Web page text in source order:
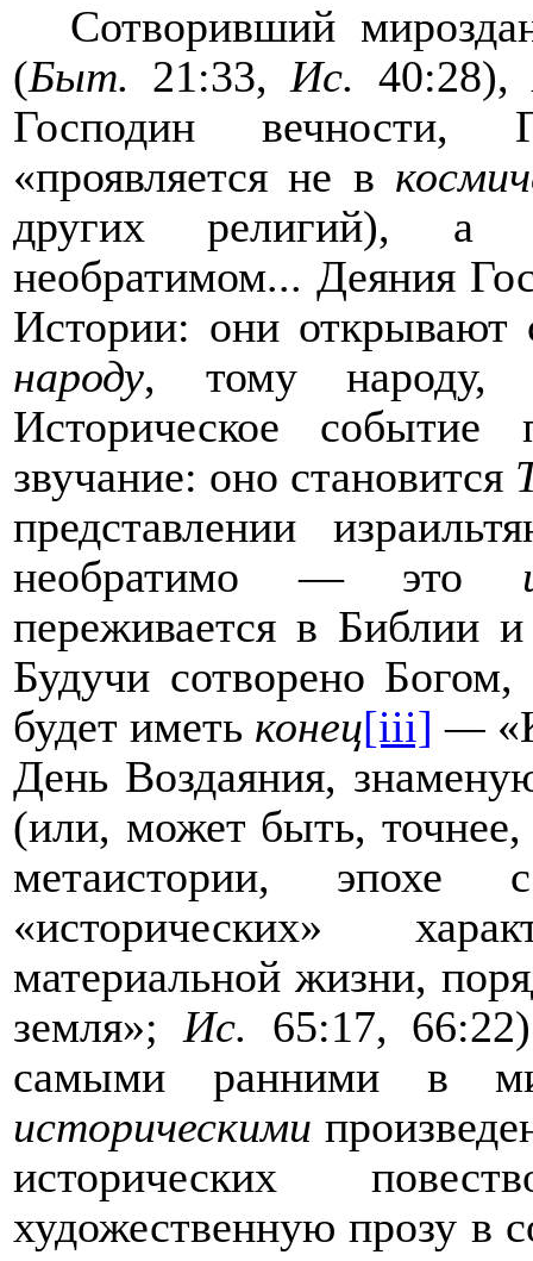
Сотворивший
(Быт. 21:33,Ис. 40:28),
Господин вечности,
«проявляется не в
других религий),
необратимом... Деяния
Истории: они
народу, тому
Историческое
звучание: оно становится
представлении
необратимо — это
переживается в Библии и
Будучи сотворено
будет иметь конец[iii] —
День Воздаяния,
(или, может быть, точнее,
метаистории, эпохе с
«исторических»
материальной жизни,
земля»;Ис. 65:17, 66:22)
самыми ранними в
историческими
исторических
художественную прозу в